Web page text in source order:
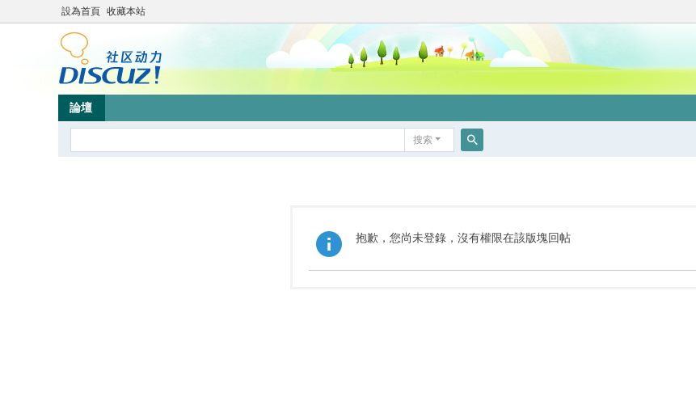
設為首頁 收藏本站
論壇
搜索
抱歉，您尚未登錄，沒有權限在該版塊回帖